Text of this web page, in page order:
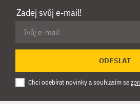
Zadej svůj e-mail!
ODESLAT
Chci odebírat novinky a souhlasím se